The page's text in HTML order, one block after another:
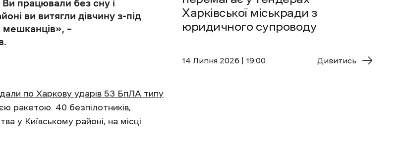
працювали без сну і
ви витягли дівчину з-під
мешканців», –
по Харкову ударів 53 БпЛА типу
ракетою. 40 безпілотників,
у Київському районі, на місці
Харківської міськради з
юридичного супроводу
14 Липня 2026 | 19:00 Дивитись